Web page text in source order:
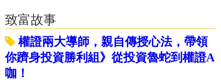
致富故事
權證兩大導師，親自傳授心法，帶領
你躋身投資勝利組》從投資魯蛇到權證A
咖！